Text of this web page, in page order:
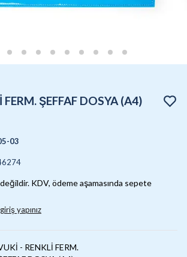
ŞEFFAF DOSYA (A4)
03
KDV, ödeme aşamasında sepete
yapınız
- RENKLİ FERM.